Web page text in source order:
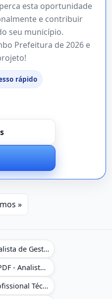
esta oportunidade
e contribuir
seu município.
Prefeitura de 2026 e
rápido
»
Apostila NAV Brasil 2026 - Analista de Gestão
Apostila NAV Brasil 2026 em PDF - Analista de Gestão
Apostila NAV Brasil 2026 - Profissional Técnico de Navegação Aérea - Operador de Torre de Controle